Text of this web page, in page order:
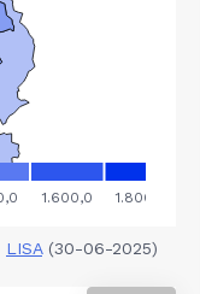
LISA(30-06-2025)